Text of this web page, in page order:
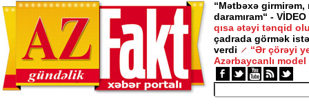
“Mətbəxə girmirəm,
daramıram“ - VİDEO
qısa ətəyi tənqid
çadrada görmək
verdi
“Ər çörəyi
Azərbaycanlı model